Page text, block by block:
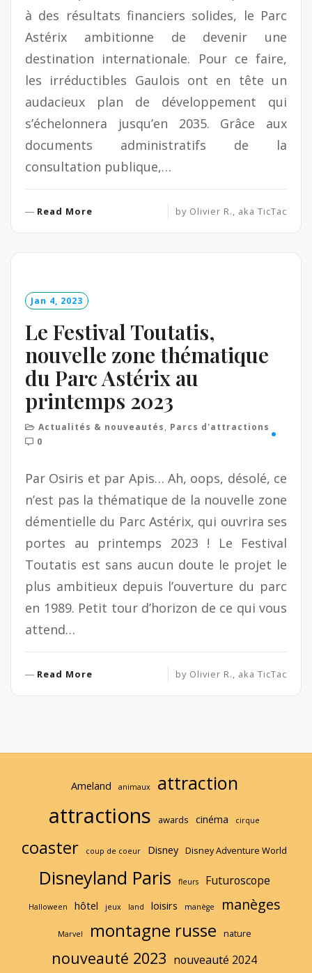
à des résultats financiers solides, le Parc
Astérix ambitionne de devenir une
destination internationale. Pour ce faire,
les irréductibles Gaulois ont en tête un
audacieux plan de développement qui
s’échelonnera jusqu’en 2035. Grâce aux
documents administratifs de la
consultation publique,…
Read More by Olivier R., aka TicTac
Jan 4, 2023
Le Festival Toutatis,
nouvelle zone thématique
du Parc Astérix au
printemps 2023
Actualités & nouveautés, Parcs d'attractions
0
Par Osiris et par Apis… Ah, oops, désolé, ce
n’est pas la thématique de la nouvelle zone
démentielle du Parc Astérix, qui ouvrira ses
portes au printemps 2023 ! Le Festival
Toutatis est sans aucun doute le projet le
plus ambitieux depuis l’ouverture du parc
en 1989. Petit tour d’horizon de ce qui vous
attend…
Read More
o
e
by Olivier R., aka TicTac
Ameland animaux attraction
attractions awards cinéma cirque
coaster coup de coeur Disney Disney Adventure World
Disneyland Paris fleurs Futuroscope
Halloween hôtel jeux land loisirs manège manèges
Marvel montagne russe nature
nouveauté 2023 nouveauté 2024